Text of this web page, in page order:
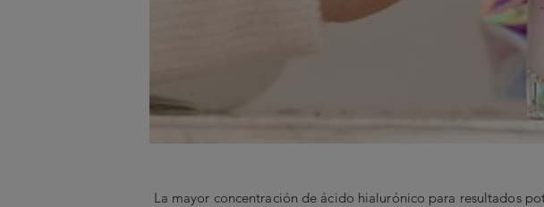
La mayor concentración de ácido hialurónico para resultados